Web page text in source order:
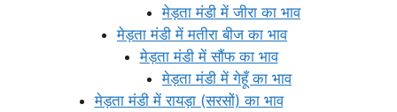
मेड़ता मंडी में जीरा का भाव
मेड़ता मंडी में मतीरा बीज का भाव
मेड़ता मंडी में सौंफ का भाव
मेड़ता मंडी में गेहूँ का भाव
मेड़ता मंडी में रायड़ा (सरसों) का भाव